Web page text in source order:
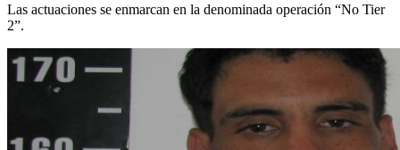
Las actuaciones se enmarcan en la denominada operación “No Tier
2”.